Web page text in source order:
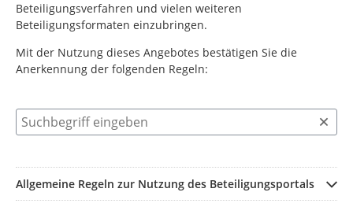
Beteiligungsverfahren und vielen weiteren
Beteiligungsformaten einzubringen.
Mit der Nutzung dieses Angebotes bestätigen Sie die
Anerkennung der folgenden Regeln:
Suchbegriff eingeben
Allgemeine Regeln zur Nutzung des Beteiligungsportals